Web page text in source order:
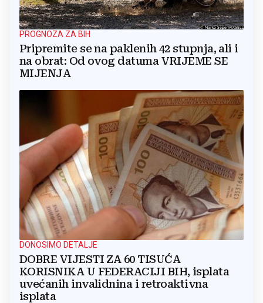
PROGNOZA ZA BIH
Pripremite se na paklenih 42 stupnja, ali i
na obrat: Od ovog datuma VRIJEME SE
MIJENJA
DONOSIMO DETALJE
DOBRE VIJESTI ZA 60 TISUĆA
KORISNIKA U FEDERACIJI BIH, isplata
uvećanih invalidnina i retroaktivna
isplata